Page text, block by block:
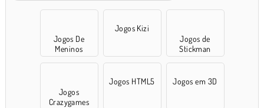
Jogos De
Meninos
Jogos Kizi
Jogos de
Stickman
Jogos
Crazygames
Jogos HTML5 Jogos em 3D